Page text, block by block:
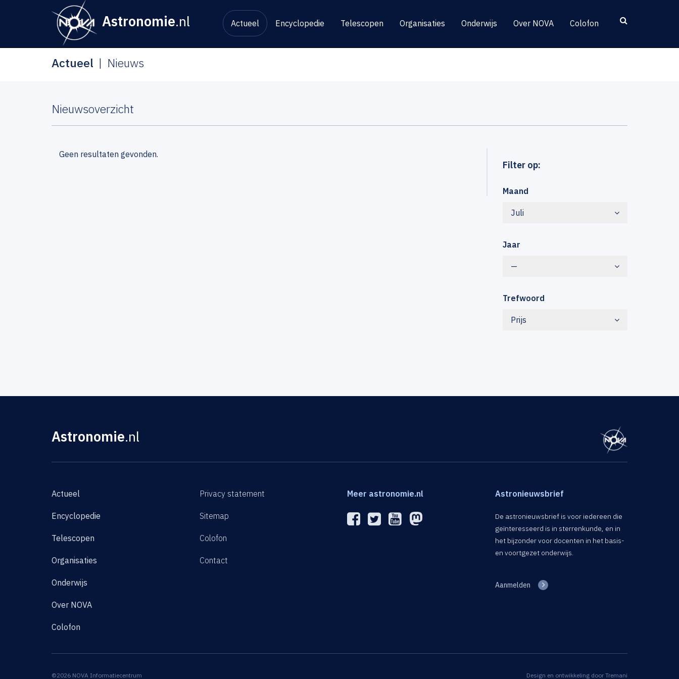
Astronomie.nl Actueel Encyclopedie Telescopen Organisaties Onderwijs Over NOVA Colofon
Actueel Nieuws
Nieuwsoverzicht
Filter op:
Maand
Juli
Jaar
—
Trefwoord
Prijs
Geen resultaten gevonden.
Astronomie.nl
Actueel
Encyclopedie
Telescopen
Organisaties
Onderwijs
Over NOVA
Colofon
Privacy statement
Sitemap
Colofon
Contact
Meer astronomie.nl Astronieuwsbrief
De astronieuwsbrief is voor iedereen die
geïnteresseerd is in sterrenkunde, en in
het bijzonder voor docenten in het basis-
en voortgezet onderwijs.
Aanmelden
©2026 NOVA Informatiecentrum Design en ontwikkeling door Tremani